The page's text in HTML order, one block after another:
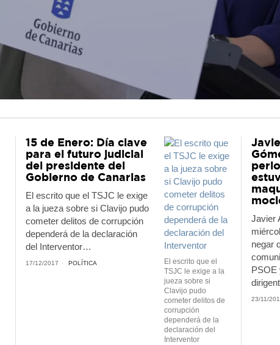
El escrito que el
TSJC le exige a la
jueza sobre si
Clavijo pudo
cometer delitos de
corrupción
dependerá de la
declaración del
Interventor
15 de Enero: Día clave
para el futuro judicial
del presidente del
Gobierno de Canarias
El escrito que el TSJC le exige
a la jueza sobre si Clavijo pudo
cometer delitos de corrupción
dependerá de la declaración
del Interventor…
17/12/2017 POLÍTICA
Javier
negar
PSOE
23/11/